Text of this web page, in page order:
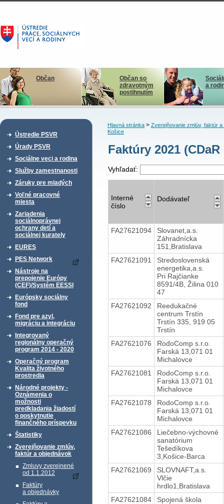
Občan
Občan so
zdravotným
postihnutím
a
Ústredie PSVR
Úrady PSVR
Sociálne veci a rodina
Služby zamestnanosti
Záruky pre mladých
Voľné pracovné
miesta
Zariadenia
sociálnoprávnej
ochrany detí a
sociálnej kurately
EURES
PES Network
Nástroje na
prepojenie Európy
(CEF)/Systém EESSI
Európsky sociálny
fond
Fond pre azyl,
migráciu a integráciu
Integrovaný
regionálny operačný
program 2014 - 2020
Operačný program
Kvalita životného
prostredia
Národné projekty -
Oznámenia o
možnosti
predkladania žiadostí
o poskytnutie
finančného príspevku
Štatistiky
Zverejňovanie zmlúv,
faktúr a objednávok
Zmluvy zverejnené
od 1.1.2012
Faktúry
a objednávky
Hlavná stránka> Zverejňovanie zmlúv, faktúr a
Košice
Faktúry 2021
Vyhľadať:
Interné
číslo
Dodávateľ
FA27621094
Slovanet,a.s.
Záhradnícka
151,Bratislava
FA27621091
Stredoslovenská
energetika,a.s.
Pri Rajčianke
8591/4B, Žilina 010
47
FA27621092
Reedukačné
centrum Trstín
Trstín 335, 919 05
Trstín
FA27621076
RodoComp s.r.o.
Farská 13,071 01
Michalovce
FA27621081
RodoComp s.r.o.
Farská 13,071 01
Michalovce
FA27621078
RodoComp s.r.o.
Farská 13,071 01
Michalovce
FA27621086
Liečebno-výchovné
sanatórium
Tešedíkova
3,Košice-Barca
FA27621069
SLOVNAFT,a.s.
Vlčie
hrdlo1,Bratislava
FA27621084
Spojená škola